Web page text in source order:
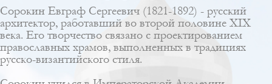
Сорокин Евграф Сергеевич (1821-1892) - русский
архитектор, работавший во второй половине XIX
века. Его творчество связано с проектированием
православных храмов, выполненных в традициях
русско-византийского стиля.